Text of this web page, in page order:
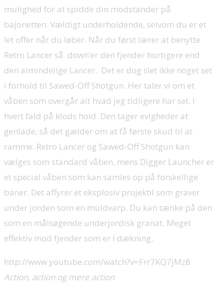
mulighed for at spidde din modstander på
bajonetten. Vældigt underholdende, selvom du er et
let offer når du løber. Når du først lærer at benytte
Retro Lancer så down’er den fjender hurtigere end
den almindelige Lancer. Det er dog slet ikke noget set
i forhold til Sawed-Off Shotgun. Her taler vi om et
våben som overgår alt hvad jeg tidligere har set. I
hvert fald på klods hold. Den tager evigheder at
genlade, så det gælder om at få første skud til at
ramme. Retro Lancer og Sawed-Off Shotgun kan
vælges som standard våben, mens Digger Launcher er
et special våben som kan samles op på forskellige
baner. Det affyrer et eksplosiv projektil som graver
under jorden som en muldvarp. Du kan tænke på den
som en målsøgende underjordisk granat. Meget
effektiv mod fjender som er i dækning.
http://www.youtube.com/watch?v=Frr7KQ7jMz8
Action, action og mere action